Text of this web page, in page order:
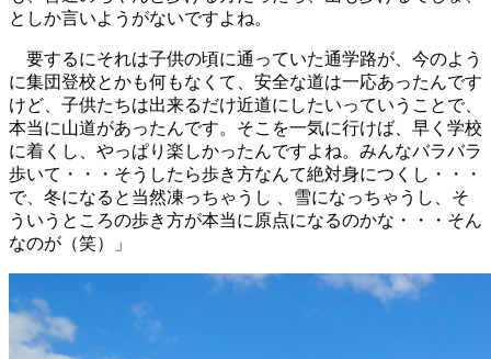
としか言いようがないですよね。
要するにそれは子供の頃に通っていた通学路が、今のよう
に集団登校とかも何もなくて、安全な道は一応あったんです
けど、子供たちは出来るだけ近道にしたいっていうことで、
本当に山道があったんです。そこを一気に行けば、早く学校
に着くし、やっぱり楽しかったんですよね。みんなバラバラ
歩いて・・・そうしたら歩き方なんて絶対身につくし・・・
で、冬になると当然凍っちゃうし 、雪になっちゃうし、そ
ういうところの歩き方が本当に原点になるのかな・・・そん
なのが（笑）」